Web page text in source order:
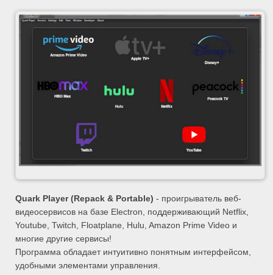
Quark Player (Repack & Portable) - проигрыватель веб-
видеосервисов на базе Electron, поддерживающий Netflix,
Youtube, Twitch, Floatplane, Hulu, Amazon Prime Video и
многие другие сервисы!
Программа обладает интуитивно понятным интерфейсом,
удобными элементами управления.